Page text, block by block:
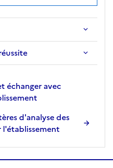
échanger avec
d'analyse des